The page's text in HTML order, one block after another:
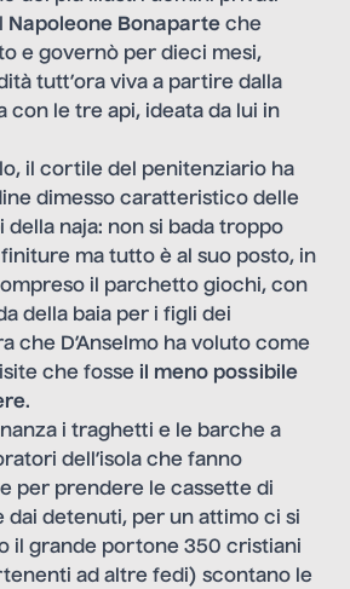
Napoleone Bonaparte che
e governò per dieci mesi,
tutt’ora viva a partire dalla
con le tre api, ideata da lui in
il cortile del penitenziario ha
dimesso caratteristico delle
della naja: non si bada troppo
finiture ma tutto è al suo posto, in
il parchetto giochi, con
della baia per i figli dei
che D’Anselmo ha voluto come
che fosse il meno possibile
.
i traghetti e le barche a
dell’isola che fanno
per prendere le cassette di
detenuti, per un attimo ci si
il grande portone 350 cristiani
ad altre fedi) scontano le